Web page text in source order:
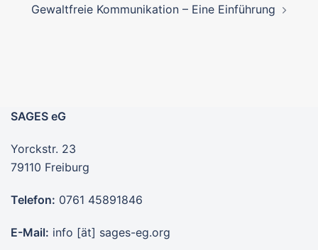
Gewaltfreie Kommunikation – Eine Einführung
SAGES eG
Yorckstr. 23
79110 Freiburg
Telefon: 0761 45891846
E-Mail: info [ät] sages-eg.org